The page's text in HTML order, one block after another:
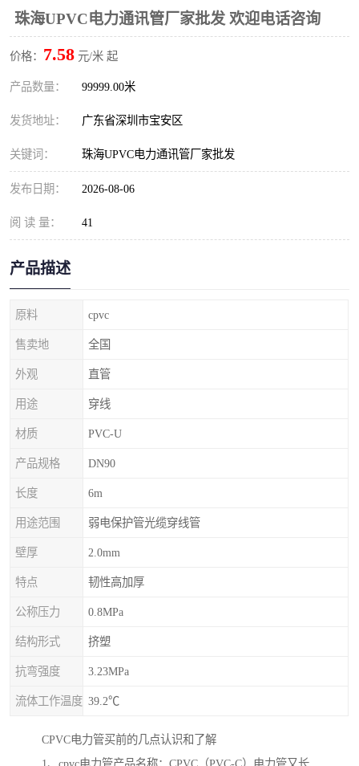
珠海UPVC电力通讯管厂家批发 欢迎电话咨询
价格： 7.58 元/米 起
产品数量： 99999.00米
发货地址： 广东省深圳市宝安区
关键词： 珠海UPVC电力通讯管厂家批发
发布日期： 2026-08-06
阅 读 量： 41
产品描述
原料 cpvc
售卖地 全国
外观 直管
用途 穿线
材质 PVC-U
产品规格 DN90
长度 6m
用途范围 弱电保护管光缆穿线管
壁厚 2.0mm
特点 韧性高加厚
公称压力 0.8MPa
结构形式 挤塑
抗弯强度 3.23MPa
流体工作温度 39.2℃
CPVC电力管买前的几点认识和了解